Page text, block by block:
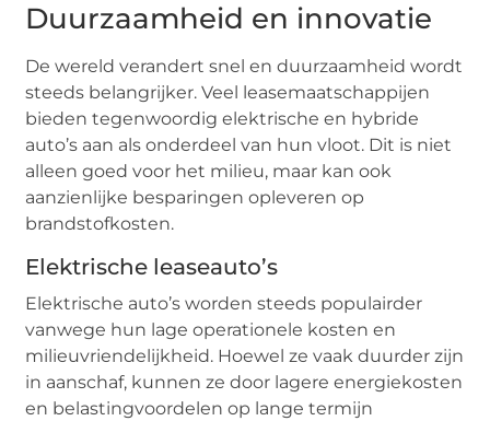
Duurzaamheid en innovatie
De wereld verandert snel en duurzaamheid wordt
steeds belangrijker. Veel leasemaatschappijen
bieden tegenwoordig elektrische en hybride
auto’s aan als onderdeel van hun vloot. Dit is niet
alleen goed voor het milieu, maar kan ook
aanzienlijke besparingen opleveren op
brandstofkosten.
Elektrische leaseauto’s
Elektrische auto’s worden steeds populairder
vanwege hun lage operationele kosten en
milieuvriendelijkheid. Hoewel ze vaak duurder zijn
in aanschaf, kunnen ze door lagere energiekosten
en belastingvoordelen op lange termijn